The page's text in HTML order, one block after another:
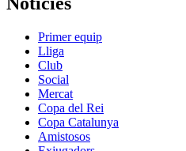
Primer equip
Lliga
Club
Social
Mercat
Copa del Rei
Copa Catalunya
Amistosos